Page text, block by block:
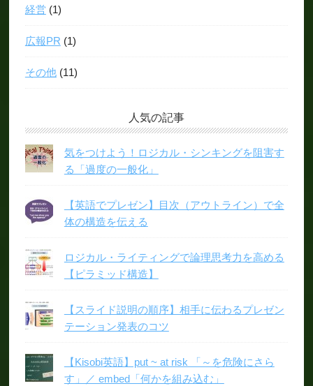
経営 (1)
広報PR (1)
その他(11)
人気の記事
気をつけよう！ロジカル・シンキングを阻害す
る「過度の一般化」
【英語でプレゼン】目次（アウトライン）で全
体の構造を伝える
ロジカル・ライティングで論理思考力を高める
【ピラミッド構造】
【スライド説明の順序】相手に伝わるプレゼン
テーション発表のコツ
【Kisobi英語】put ~ at risk 「～を危険にさら
す」／ embed「何かを組み込む」